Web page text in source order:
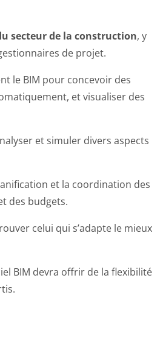
secteur de la construction, y
de projet.
le BIM pour concevoir des
et visualiser des
et simuler divers aspects
et la coordination des
des budgets.
celui qui s’adapte le mieux
BIM devra offrir de la flexibilité